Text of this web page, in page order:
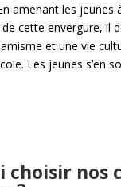
amenant les jeunes
cette envergure, il
et une vie
Les jeunes s’en
choisir nos